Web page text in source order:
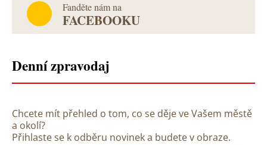
Fanděte nám na
FACEBOOKU
Denní zpravodaj
Chcete mít přehled o tom, co se děje ve Vašem městě
a okolí?
Přihlaste se k odběru novinek a budete v obraze.